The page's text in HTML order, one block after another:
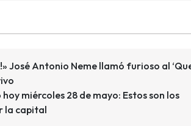
José Antonio Neme llamó furioso al
miércoles 28 de mayo: Estos son los
la capital